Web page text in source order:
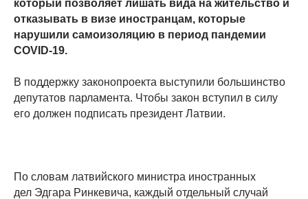
который позволяет лишать вида на жительство и
отказывать в визе иностранцам, которые
нарушили самоизоляцию в период пандемии
COVID-19.
В поддержку законопроекта выступили большинство
депутатов парламента. Чтобы закон вступил в силу
его должен подписать президент Латвии.
По словам латвийского министра иностранных
дел Эдгара Ринкевича, каждый отдельный случай